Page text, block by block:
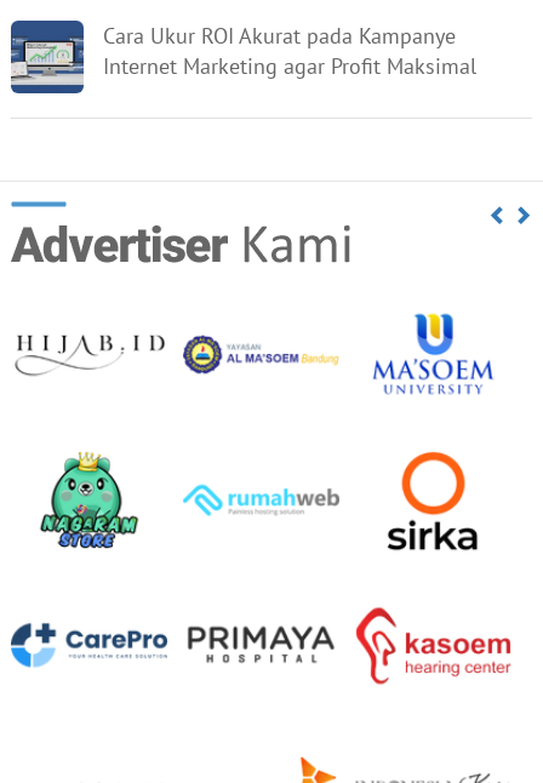
Cara Ukur ROI Akurat pada Kampanye
Internet Marketing agar Profit Maksimal